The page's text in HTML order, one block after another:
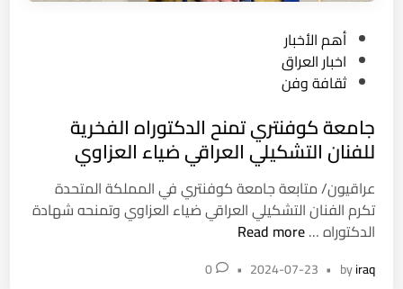
ب
ك
ت
ا
ا
ل
د
و
ل
ي
ا
e
d
n
أهم الأخبار
اخبار العراق
ثقافة وفن
جامعة كوفنتري تمنح الدكتوراه الفخرية
للفنان التشكيلي العراقي ضياء العزاوي
عراقيون/ متابعة جامعة كوفنتري في المملكة المتحدة
تكرم الفنان التشكيلي العراقي ضياء العزاوي وتمنحه شهادة
الدكتوراه …ج
م
Read more
byiraq
•
2024-07-23
•
0